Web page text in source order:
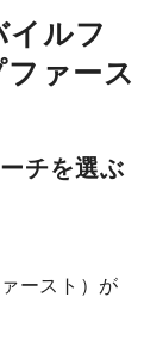
ルフ
ァース
チを選ぶ
ースト） が